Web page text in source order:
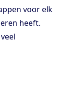
voor elk
heeft.